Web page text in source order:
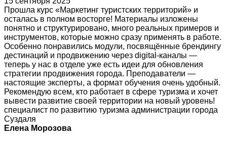
Прошла курс «Маркетинг туристских территорий» и
осталась в полном восторге! Материалы изложены
понятно и структурировано, много реальных примеров и
инструментов, которые можно сразу применять в работе.
Особенно понравились модули, посвящённые брендингу
дестинаций и продвижению через digital-каналы —
теперь у нас в отделе уже есть идеи для обновления
стратегии продвижения города. Преподаватели —
настоящие эксперты, а формат обучения очень удобный.
Рекомендую всем, кто работает в сфере туризма и хочет
вывести развитие своей территории на новый уровень!
специалист по развитию туризма администрации города
Суздаля
Елена Морозова